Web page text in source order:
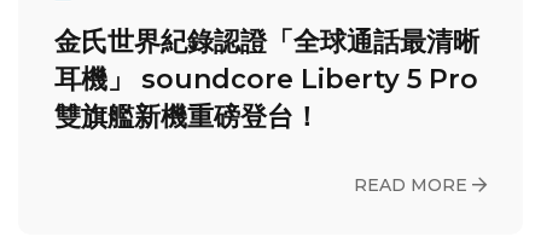
金氏世界紀錄認證「全球通話最清晰
耳機」 soundcore Liberty 5 Pro
雙旗艦新機重磅登台！
READ MORE